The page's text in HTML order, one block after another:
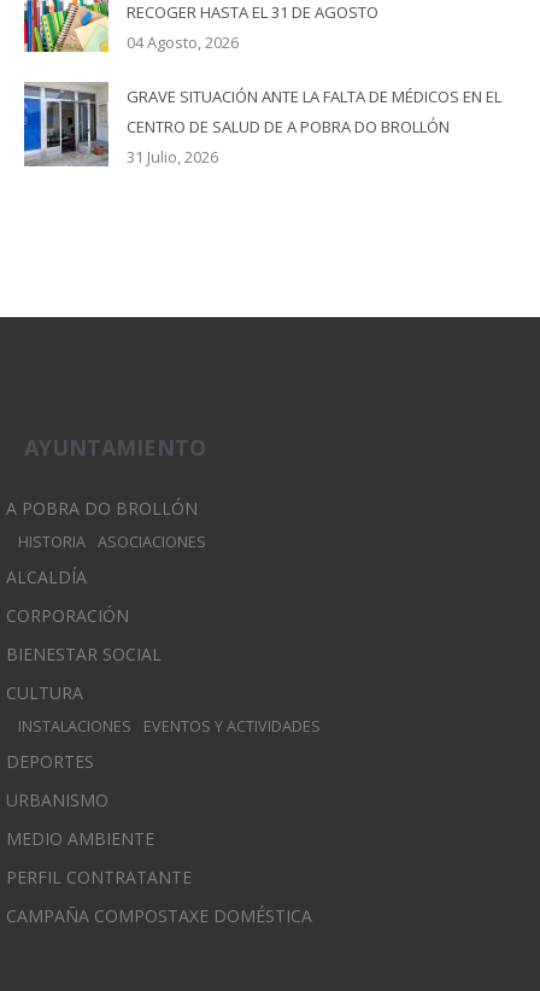
RECOGER HASTA EL 31 DE AGOSTO
04 Agosto, 2026
GRAVE SITUACIÓN ANTE LA FALTA DE MÉDICOS EN EL
CENTRO DE SALUD DE A POBRA DO BROLLÓN
31 Julio, 2026
AYUNTAMIENTO
A POBRA DO BROLLÓN
HISTORIA ASOCIACIONES
ALCALDÍA
CORPORACIÓN
BIENESTAR SOCIAL
CULTURA
INSTALACIONES EVENTOS Y ACTIVIDADES
DEPORTES
URBANISMO
MEDIO AMBIENTE
PERFIL CONTRATANTE
CAMPAÑA COMPOSTAXE DOMÉSTICA